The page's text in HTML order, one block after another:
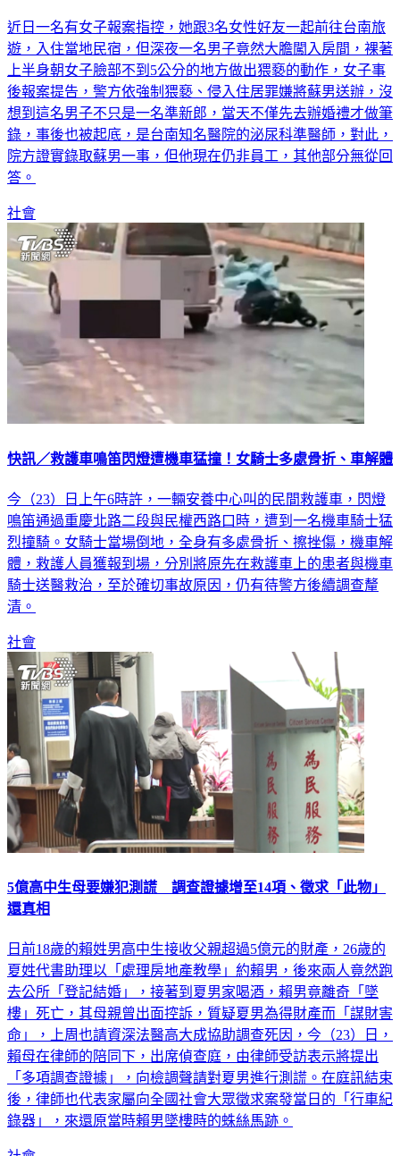
近日一名有女子報案指控，她跟3名女性好友一起前往台南旅
遊，入住當地民宿，但深夜一名男子竟然大膽闖入房間，裸著
上半身朝女子臉部不到5公分的地方做出猥褻的動作，女子事
後報案提告，警方依強制猥褻、侵入住居罪嫌將蘇男送辦，沒
想到這名男子不只是一名準新郎，當天不僅先去辦婚禮才做筆
錄，事後也被起底，是台南知名醫院的泌尿科準醫師，對此，
院方證實錄取蘇男一事，但他現在仍非員工，其他部分無從回
社會
今（23）日上午6時許，一輛安養中心叫的民間救護車，閃燈
鳴笛通過重慶北路二段與民權西路口時，遭到一名機車騎士猛
烈撞騎。女騎士當場倒地，全身有多處骨折、擦挫傷，機車解
體，救護人員獲報到場，分別將原先在救護車上的患者與機車
騎士送醫救治，至於確切事故原因，仍有待警方後續調查釐
社會
5億高中生母要嫌犯測謊 調查證據增至14項、徵求「此物」
日前18歲的賴姓男高中生接收父親超過5億元的財產，26歲的
夏姓代書助理以「處理房地產教學」約賴男，後來兩人竟然跑
去公所「登記結婚」，接著到夏男家喝酒，賴男竟離奇「墜
樓」死亡，其母親曾出面控訴，質疑夏男為得財產而「謀財害
命」，上周也請資深法醫高大成協助調查死因，今（23）日，
賴母在律師的陪同下，出席偵查庭，由律師受訪表示將提出
「多項調查證據」，向檢調聲請對夏男進行測謊。在庭訊結束
後，律師也代表家屬向全國社會大眾徵求案發當日的「行車紀